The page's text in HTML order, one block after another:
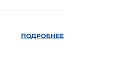
ПОДРОБНЕЕ